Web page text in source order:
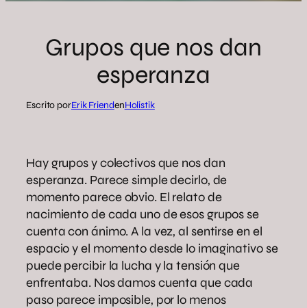
Grupos que nos dan
esperanza
Escrito porErik FriendenHolistik
Hay grupos y colectivos que nos dan
esperanza. Parece simple decirlo, de
momento parece obvio. El relato de
nacimiento de cada uno de esos grupos se
cuenta con ánimo. A la vez, al sentirse en el
espacio y el momento desde lo imaginativo se
puede percibir la lucha y la tensión que
enfrentaba. Nos damos cuenta que cada
paso parece imposible, por lo menos